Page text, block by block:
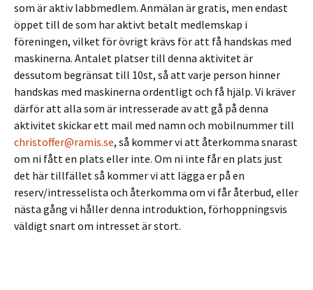
som är aktiv labbmedlem. Anmälan är gratis, men endast
öppet till de som har aktivt betalt medlemskap i
föreningen, vilket för övrigt krävs för att få handskas med
maskinerna. Antalet platser till denna aktivitet är
dessutom begränsat till 10st, så att varje person hinner
handskas med maskinerna ordentligt och få hjälp. Vi kräver
därför att alla som är intresserade av att gå på denna
aktivitet skickar ett mail med namn och mobilnummer till
christoffer@ramis.se, så kommer vi att återkomma snarast
om ni fått en plats eller inte. Om ni inte får en plats just
det här tillfället så kommer vi att lägga er på en
reserv/intresselista och återkomma om vi får återbud, eller
nästa gång vi håller denna introduktion, förhoppningsvis
väldigt snart om intresset är stort.